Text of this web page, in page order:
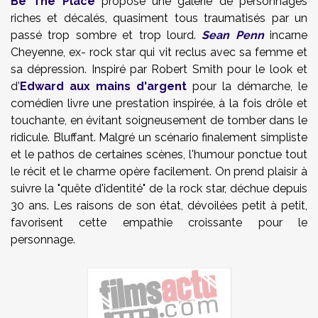
riches et décalés, quasiment tous traumatisés par un
passé trop sombre et trop lourd.Sean Pennincarne
Cheyenne, ex- rock star qui vit reclus avec sa femme et
sa dépression. Inspiré par Robert Smith pour le look et
d'Edward aux mains d'argent pour la démarche, le
comédien livre une prestation inspirée, à la fois drôle et
touchante, en évitant soigneusement de tomber dans le
ridicule. Bluffant. Malgré un scénario finalement simpliste
et le pathos de certaines scènes, l'humour ponctue tout
le récit et le charme opère facilement. On prend plaisir à
suivre la "quête d'identité" de la rock star, déchue depuis
30 ans. Les raisons de son état, dévoilées petit à petit,
favorisent cette empathie croissante pour le
personnage.